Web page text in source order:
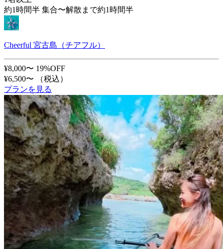
約1時間半 集合〜解散まで約1時間半
Cheerful 宮古島（チアフル）
¥8,000〜 19%OFF
¥6,500〜
（税込）
プランを見る